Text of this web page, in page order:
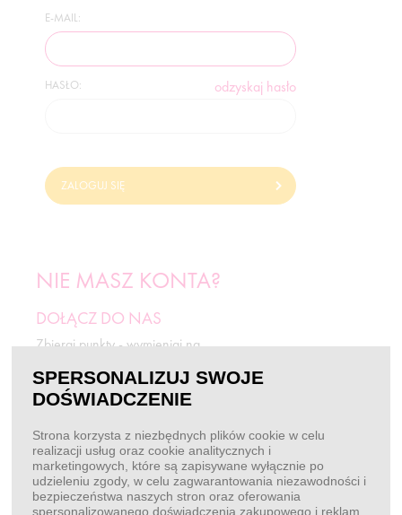
E-MAIL:
HASŁO: odzyskaj hasło
ZALOGUJ SIĘ
NIE MASZ KONTA?
DOŁĄCZ DO NAS
Zbieraj punkty - wymieniaj na
ZAREJESTRUJ SIĘ
BEZ LOGOWANIA
Chcę złożyć zamówienie
SPERSONALIZUJ SWOJE
DOŚWIADCZENIE
Strona korzysta z niezbędnych plików cookie w celu
realizacji usług oraz cookie analitycznych i
marketingowych, które są zapisywane wyłącznie po
udzieleniu zgody, w celu zagwarantowania niezawodności i
bezpieczeństwa naszych stron oraz oferowania
spersonalizowanego doświadczenia zakupowego i reklam.